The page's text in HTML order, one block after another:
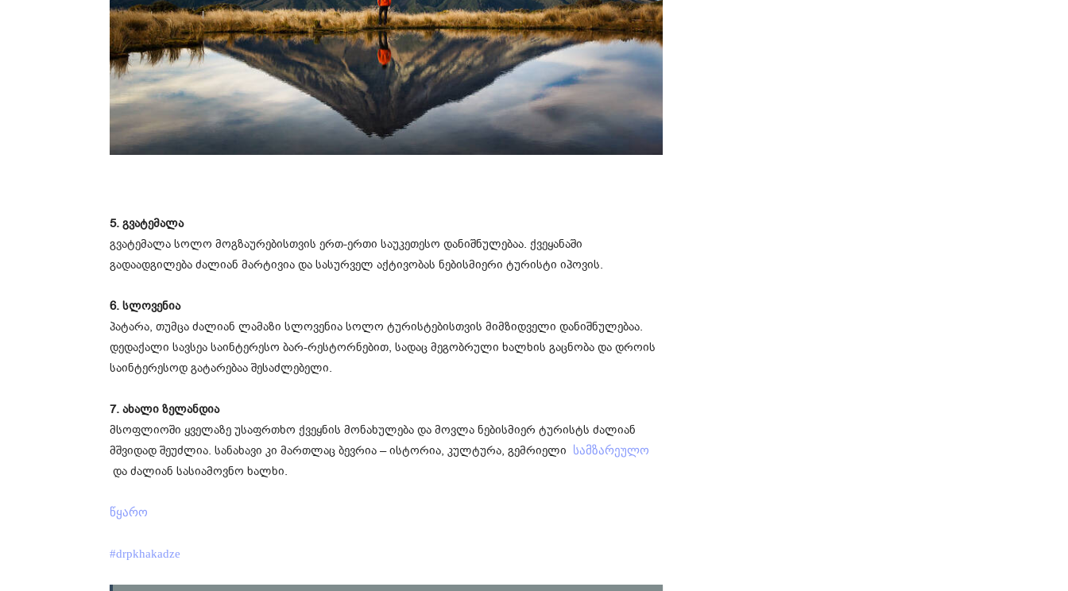
5. გვატემალა
გვატემალა სოლო მოგზაურებისთვის ერთ-ერთი საუკეთესო დანიშნულებაა. ქვეყანაში
გადაადგილება ძალიან მარტივია და სასურველ აქტივობას ნებისმიერი ტურისტი იპოვის.
6. სლოვენია
პატარა, თუმცა ძალიან ლამაზი სლოვენია სოლო ტურისტებისთვის მიმზიდველი დანიშნულებაა.
დედაქალი სავსეა საინტერესო ბარ-რესტორნებით, სადაც მეგობრული ხალხის გაცნობა და დროის
საინტერესოდ გატარებაა შესაძლებელი.
7. ახალი ზელანდია
მსოფლიოში ყველაზე უსაფრთხო ქვეყნის მონახულება და მოვლა ნებისმიერ ტურისტს ძალიან
მშვიდად შეუძლია. სანახავი კი მართლაც ბევრია – ისტორია, კულტურა, გემრიელი
სამზარეულო
და ძალიან სასიამოვნო ხალხი.
წყარო
#drpkhakadze